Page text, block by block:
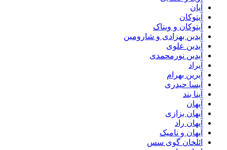
آیان
آیتوکان
آیتوکان و ویناک
آیدین بهزادی و شارومین
آیدین علوی
آیدین نورمحمدی
آیراد
آیرین بهرام
آیسا حیدری
آینا بند
آیهان
آیهان بزازی
آیهان راد
آیهان و نامیک
ائلخان گوی سس